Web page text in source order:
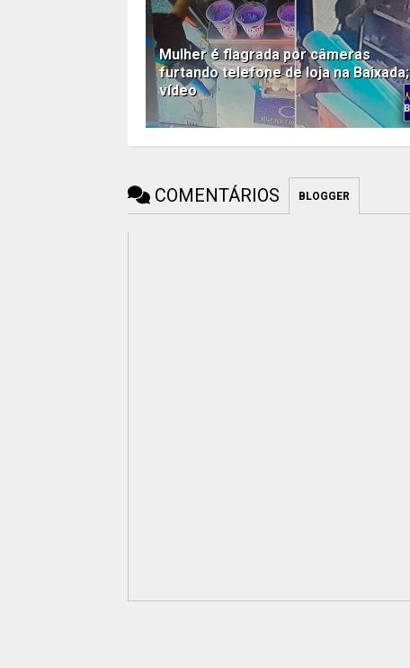
Mulher é flagrada por câmeras
furtando telefone de loja na Baixada;
vídeo
COMENTÁRIOS BLOGGER